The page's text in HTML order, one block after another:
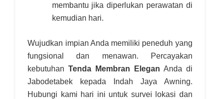
membantu jika diperlukan perawatan di
kemudian hari.
Wujudkan impian Anda memiliki peneduh yang
fungsional dan menawan. Percayakan
kebutuhanTenda Membran Elegan Anda di
Jabodetabek kepada Indah Jaya Awning.
Hubungi kami hari ini untuk survei lokasi dan